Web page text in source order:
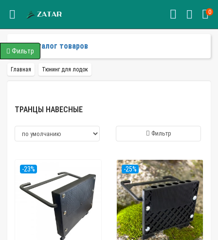
0
Каталог товаров
Главная Тюнинг для лодок
ТРАНЦЫ НАВЕСНЫЕ
Фильтр
-23% -25%
Фильтр